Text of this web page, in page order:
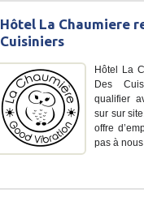
Hôtel La Chaumiere
Cuisiniers
Hôtel La
Des
qualifier
sur sur
offre
pas à nous